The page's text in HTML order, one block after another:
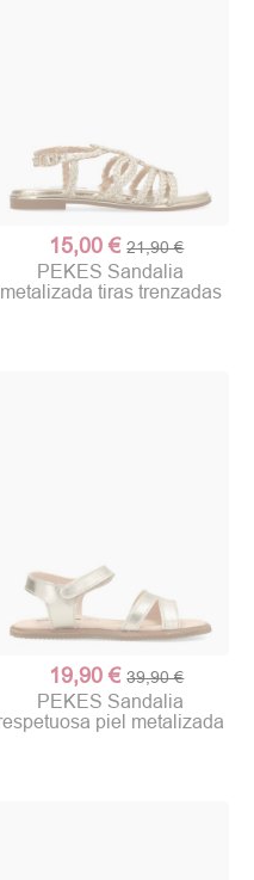
15,00 € 21,90 €
PEKES Sandalia
metalizada tiras trenzadas
19,90 € 39,90 €
PEKES Sandalia
piel metalizada